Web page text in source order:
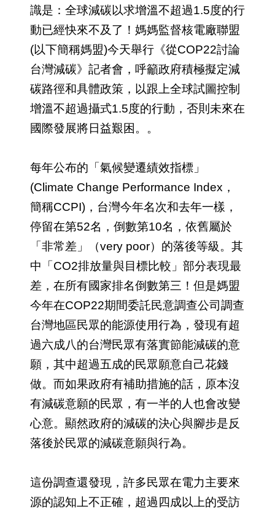
識是：全球減碳以求增溫不超過1.5度的行
動已經快來不及了！媽媽監督核電廠聯盟
(以下簡稱媽盟)今天舉行《從COP22討論
台灣減碳》記者會，呼籲政府積極擬定減
碳路徑和具體政策，以跟上全球試圖控制
增溫不超過攝式1.5度的行動，否則未來在
國際發展將日益艱困。。
每年公布的「氣候變遷績效指標」
(Climate Change Performance Index，
簡稱CCPI)，台灣今年名次和去年一樣，
停留在第52名，倒數第10名，依舊屬於
「非常差」（very poor）的落後等級。其
中「CO2排放量與目標比較」部分表現最
差，在所有國家排名倒數第三！但是媽盟
今年在COP22期間委託民意調查公司調查
台灣地區民眾的能源使用行為，發現有超
過六成八的台灣民眾有落實節能減碳的意
願，其中超過五成的民眾願意自己花錢
做。而如果政府有補助措施的話，原本沒
有減碳意願的民眾，有一半的人也會改變
心意。顯然政府的減碳的決心與腳步是反
落後於民眾的減碳意願與行為。
這份調查還發現，許多民眾在電力主要來
源的認知上不正確，超過四成以上的受訪